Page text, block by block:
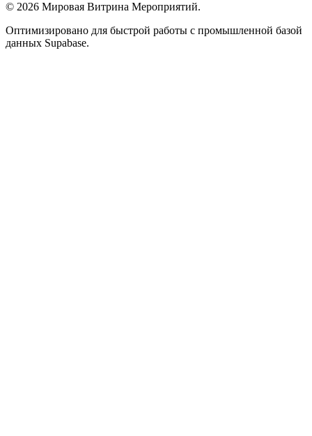
© 2026 Мировая Витрина Мероприятий.
Оптимизировано для быстрой работы с промышленной базой
данных Supabase.